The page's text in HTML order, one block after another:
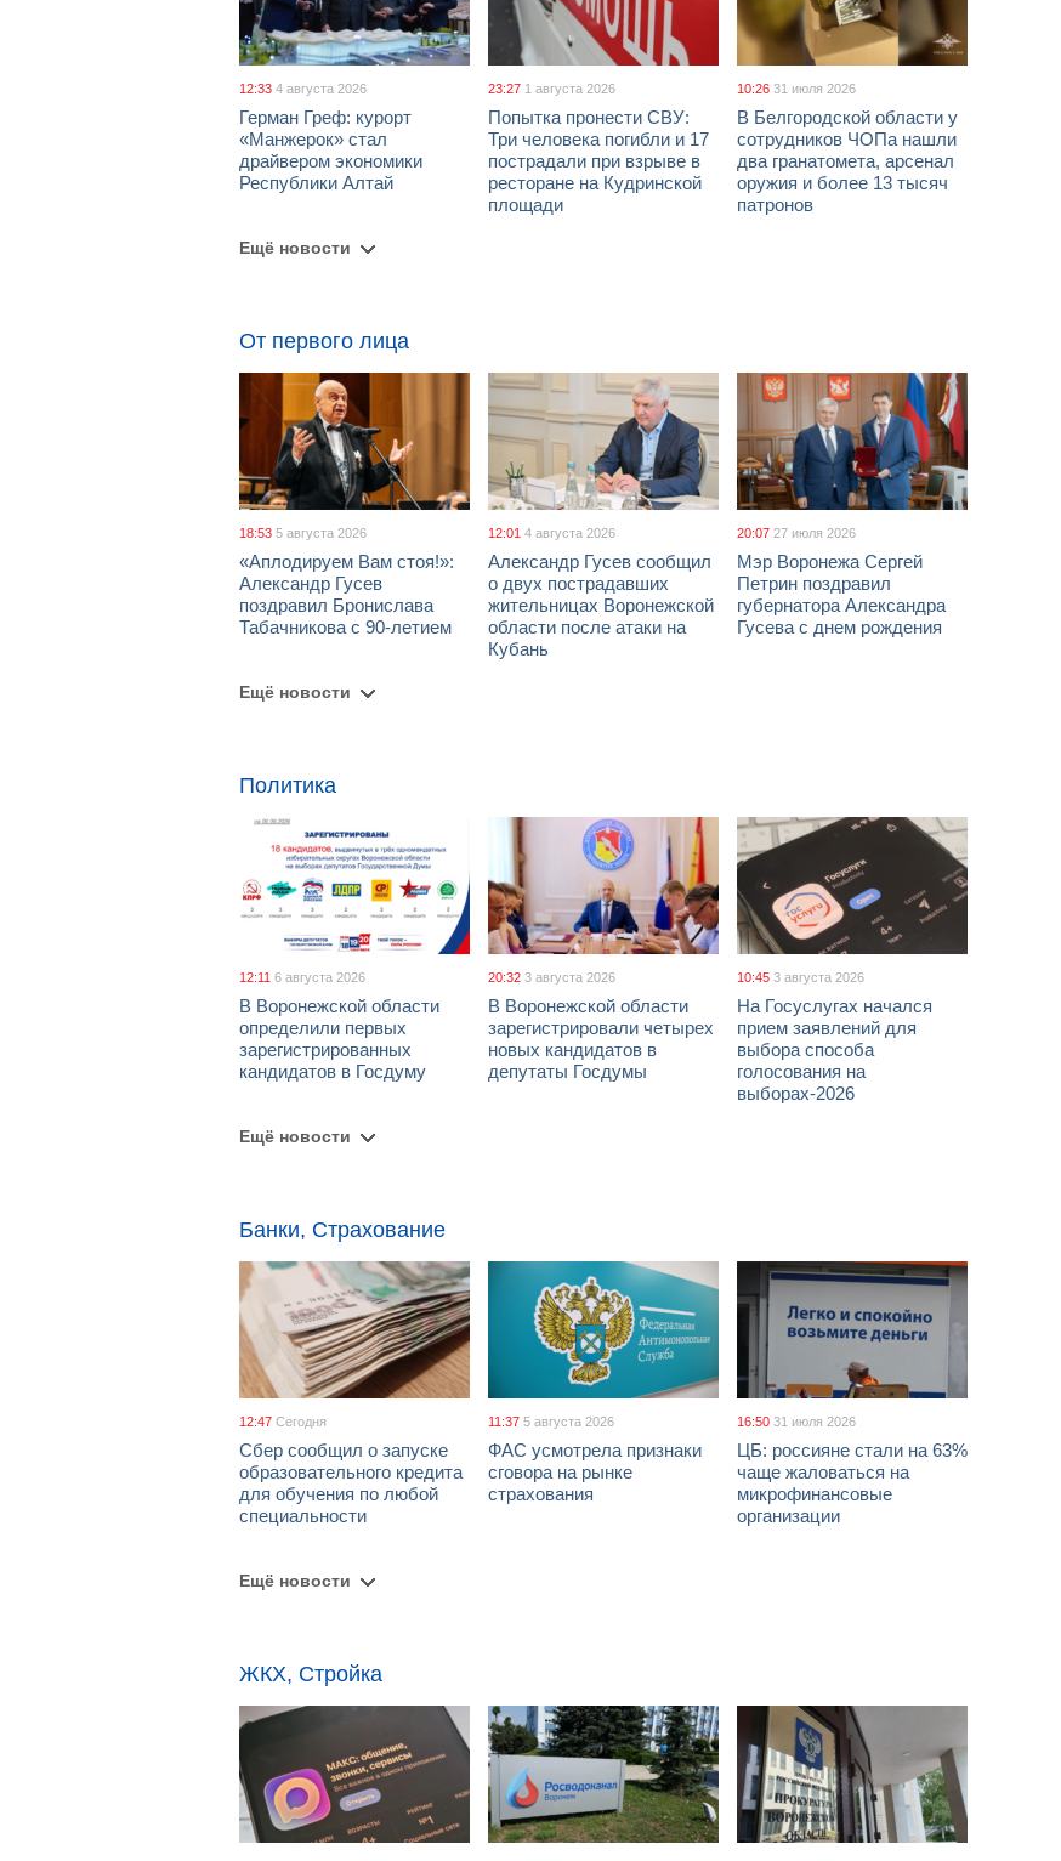
12:33 4 августа 2026
Герман Греф: курорт
«Манжерок» стал
драйвером экономики
Республики Алтай
23:27 1 августа 2026
Попытка пронести СВУ:
Три человека погибли и 17
пострадали при взрыве в
ресторане на Кудринской
площади
10:26 31 июля 2026
В Белгородской области у
сотрудников ЧОПа нашли
два гранатомета, арсенал
оружия и более 13 тысяч
патронов
Ещё новости
От первого лица
18:53 5 августа 2026
«Аплодируем Вам стоя!»:
Александр Гусев
поздравил Бронислава
Табачникова с 90-летием
12:01 4 августа 2026
Александр Гусев сообщил
о двух пострадавших
жительницах Воронежской
области после атаки на
Кубань
20:07 27 июля 2026
Мэр Воронежа Сергей
Петрин поздравил
губернатора Александра
Гусева с днем рождения
Ещё новости
Политика
12:11 6 августа 2026
В Воронежской области
определили первых
зарегистрированных
кандидатов в Госдуму
20:32 3 августа 2026
В Воронежской области
зарегистрировали четырех
новых кандидатов в
депутаты Госдумы
10:45 3 августа 2026
На Госуслугах начался
прием заявлений для
выбора способа
голосования на
выборах-2026
Ещё новости
Банки, Страхование
12:47 Сегодня
Сбер сообщил о запуске
образовательного кредита
для обучения по любой
специальности
11:37 5 августа 2026
ФАС усмотрела признаки
сговора на рынке
страхования
16:50 31 июля 2026
ЦБ: россияне стали на 63%
чаще жаловаться на
микрофинансовые
организации
Ещё новости
ЖКХ, Стройка